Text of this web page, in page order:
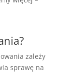
zależy
sprawę na